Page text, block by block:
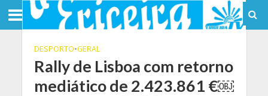
DESPORTO•GERAL
Rally de Lisboa com retorno
mediático de 2.423.861 €￼